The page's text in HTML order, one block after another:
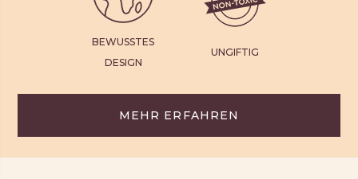
BEWUSSTES
DESIGN
UNGIFTIG
MEHR ERFAHREN